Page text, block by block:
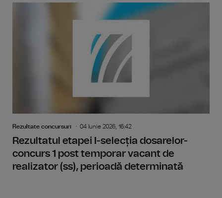
Rezultate concursuri 04 Iunie 2026, 16:42
Rezultatul etapei I-selecția dosarelor-
concurs 1 post temporar vacant de
realizator (ss), perioadă determinată